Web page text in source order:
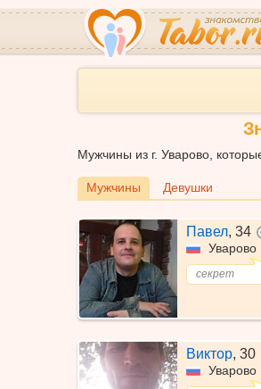
Мужчины из г. Уварово,
Мужчины Девушки
Павел, 34
Уварово
секрет
Виктор, 30
Уварово